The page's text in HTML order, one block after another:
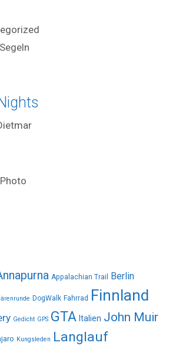
Segeln
Photo
Appalachian Trail Berlin
DogWalk Fahrrad Finnland
Gedicht GPS GTA Italien John Muir
Kungsleden Langlauf